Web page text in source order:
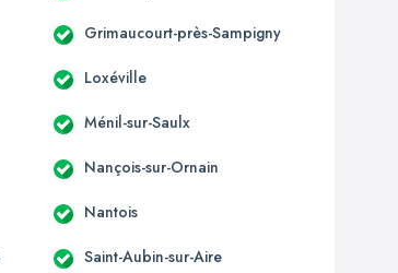
Grimaucourt-près-Sampigny
Loxéville
Ménil-sur-Saulx
Nançois-sur-Ornain
Nantois
Saint-Aubin-sur-Aire